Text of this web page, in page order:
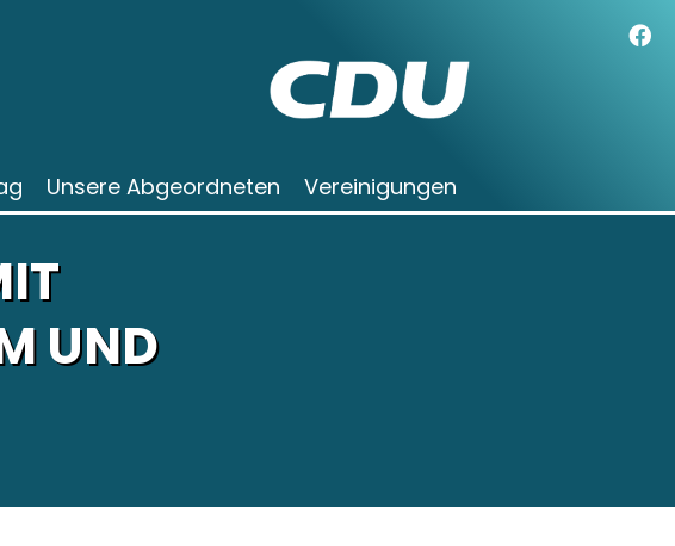
Unsere Abgeordneten
Vereinigungen
UND